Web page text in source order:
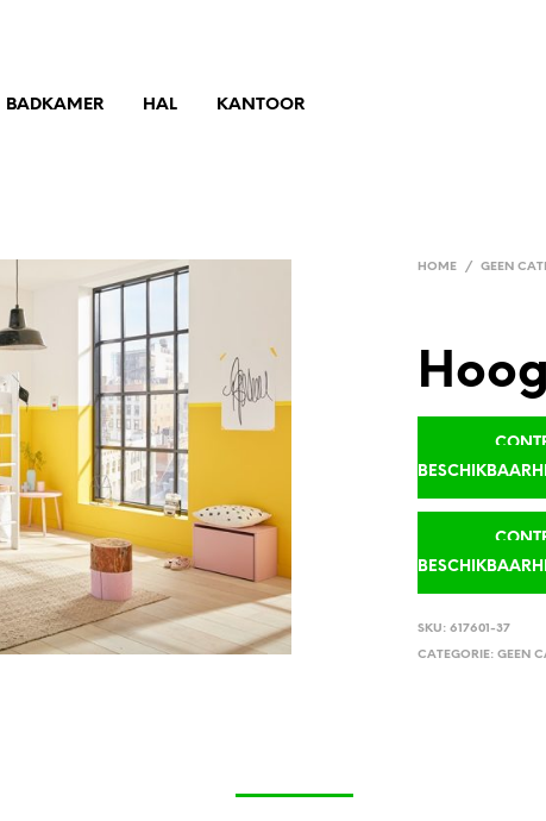
BADKAMER HAL KANTOOR
HOME / GEEN
SKU:617601-37
CATEGORIE:GEEN